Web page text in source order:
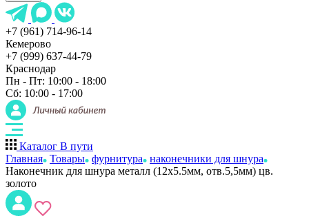
+7 (961) 714-96-14
Кемерово
+7 (999) 637-44-79
Краснодар
Пн - Пт: 10:00 - 18:00
Сб: 10:00 - 17:00
Каталог В пути
Главная Товары фурнитура
наконечники для шнура
Наконечник для шнура металл (12х5.5мм, отв.5,5мм) цв.
золото